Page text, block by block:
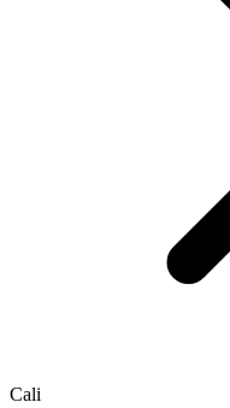
Cali